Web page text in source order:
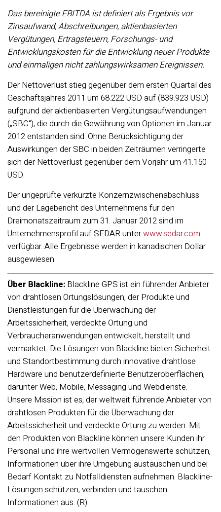
Das bereinigte EBITDA ist definiert als Ergebnis vor
Zinsaufwand, Abschreibungen, aktienbasierten
Vergütungen, Ertragsteuern, Forschungs- und
Entwicklungskosten für die Entwicklung neuer Produkte
und einmaligen nicht zahlungswirksamen Ereignissen.
Der Nettoverlust stieg gegenüber dem ersten Quartal des
Geschäftsjahres 2011 um 68.222 USD auf (839.923 USD)
aufgrund der aktienbasierten Vergütungsaufwendungen
(„SBC“), die durch die Gewährung von Optionen im Januar
2012 entstanden sind. Ohne Berücksichtigung der
Auswirkungen der SBC in beiden Zeiträumen verringerte
sich der Nettoverlust gegenüber dem Vorjahr um 41.150
USD.
Der ungeprüfte verkürzte Konzernzwischenabschluss
und der Lagebericht des Unternehmens für den
Dreimonatszeitraum zum 31. Januar 2012 sind im
Unternehmensprofil auf SEDAR unterwww.sedar.com
verfügbar. Alle Ergebnisse werden in kanadischen Dollar
ausgewiesen.
Über Blackline: Blackline GPS ist ein führender Anbieter
von drahtlosen Ortungslösungen, der Produkte und
Dienstleistungen für die Überwachung der
Arbeitssicherheit, verdeckte Ortung und
Verbraucheranwendungen entwickelt, herstellt und
vermarktet. Die Lösungen von Blackline bieten Sicherheit
und Standortbestimmung durch innovative drahtlose
Hardware und benutzerdefinierte Benutzeroberflächen,
darunter Web, Mobile, Messaging und Webdienste.
Unsere Mission ist es, der weltweit führende Anbieter von
drahtlosen Produkten für die Überwachung der
Arbeitssicherheit und verdeckte Ortung zu werden. Mit
den Produkten von Blackline können unsere Kunden ihr
Personal und ihre wertvollen Vermögenswerte schützen,
Informationen über ihre Umgebung austauschen und bei
Bedarf Kontakt zu Notfalldiensten aufnehmen. Blackline-
Lösungen schützen, verbinden und tauschen
Informationen aus. (R)